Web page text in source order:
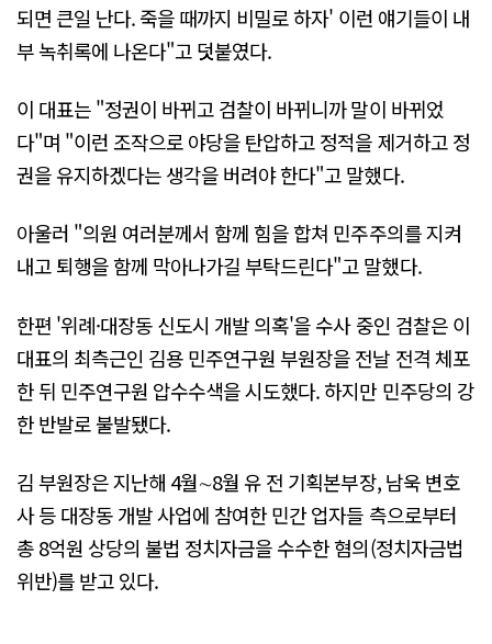
되면 큰일 난다. 죽을 때까지 비밀로 하자' 이런 얘기들이 내
부 녹취록에 나온다"고 덧붙였다.
이 대표는 "정권이 바뀌고 검찰이 바뀌니까 말이 바뀌었
다"며 "이런 조작으로 야당을 탄압하고 정적을 제거하고 정
권을 유지하겠다는 생각을 버려야 한다"고 말했다.
아울러 "의원 여러분께서 함께 힘을 합쳐 민주주의를 지켜
내고 퇴행을 함께 막아나가길 부탁드린다"고 말했다.
한편 '위례·대장동 신도시 개발 의혹'을 수사 중인 검찰은 이
대표의 최측근인 김용 민주연구원 부원장을 전날 전격 체포
한 뒤 민주연구원 압수수색을 시도했다. 하지만 민주당의 강
한 반발로 불발됐다.
김 부원장은 지난해 4월∼8월 유 전 기획본부장, 남욱 변호
사 등 대장동 개발 사업에 참여한 민간 업자들 측으로부터
총 8억원 상당의 불법 정치자금을 수수한 혐의(정치자금법
위반)를 받고 있다.